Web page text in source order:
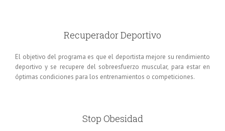
Recuperador Deportivo
El objetivo del programa es que el deportista mejore su rendimiento
deportivo y se recupere del sobreesfuerzo muscular, para estar en
óptimas condiciones para los entrenamientos o competiciones.
Stop Obesidad